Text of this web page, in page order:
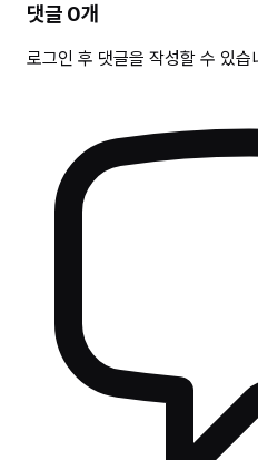
댓글 0개
로그인 후 댓글을 작성할 수 있습